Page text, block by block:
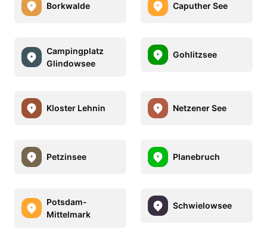
Borkwalde Caputher See
Campingplatz
Glindowsee
Gohlitzsee
Kloster Lehnin Netzener See
Petzinsee Planebruch
Potsdam-
Mittelmark
Schwielowsee